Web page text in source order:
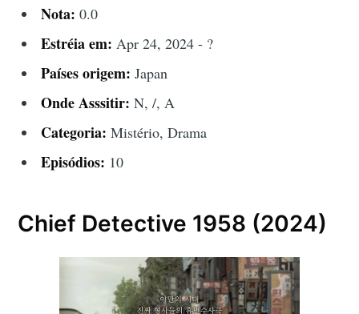
Nota: 0.0
Estréia em: Apr 24, 2024 - ?
Países origem: Japan
Onde Asssitir: N, /, A
Categoria: Mistério, Drama
Episódios: 10
Chief Detective 1958 (2024)